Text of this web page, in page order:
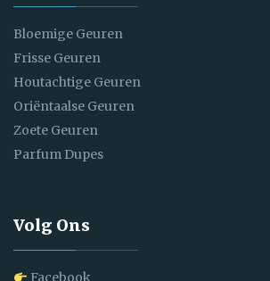
Bloemige Geuren
Frisse Geuren
Houtachtige Geuren
Oriëntaalse Geuren
Zoete Geuren
Parfum Dupes
Volg Ons
Facebook